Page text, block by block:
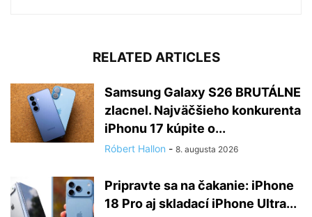
RELATED ARTICLES
Samsung Galaxy S26 BRUTÁLNE
zlacnel. Najväčšieho konkurenta
iPhonu 17 kúpite o...
Róbert Hallon - 8. augusta 2026
Pripravte sa na čakanie: iPhone
18 Pro aj skladací iPhone Ultra...